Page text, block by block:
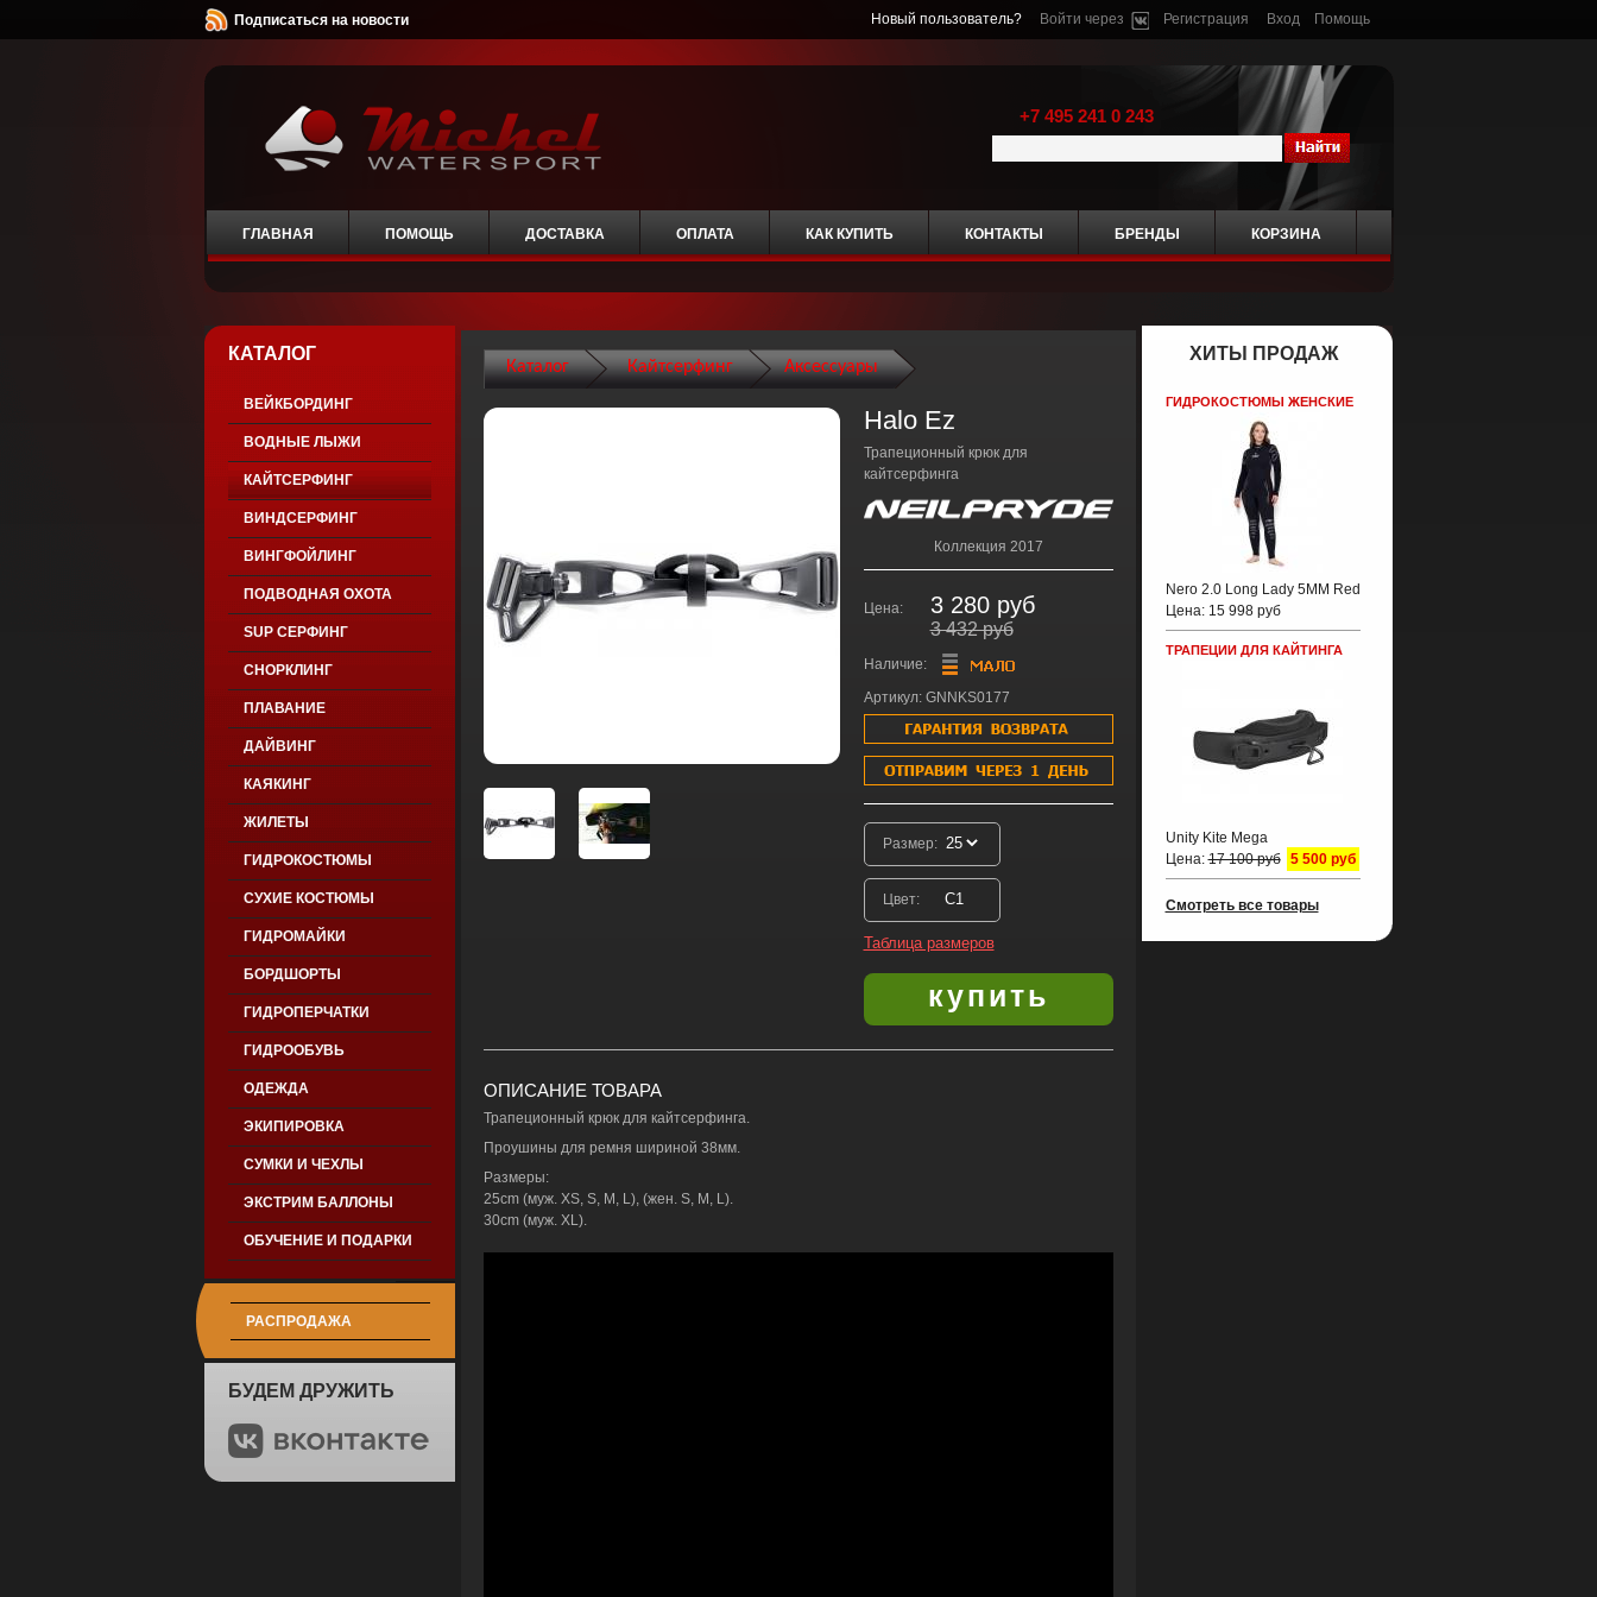
Подписаться на новости Новый пользователь? Войти через Регистрация Вход Помощь
+7 495 241 0 243
ГЛАВНАЯ ПОМОЩЬ ДОСТАВКА ОПЛАТА КАК КУПИТЬ КОНТАКТЫ БРЕНДЫ КОРЗИНА
КАТАЛОГ
ВЕЙКБОРДИНГ
ВОДНЫЕ ЛЫЖИ
КАЙТСЕРФИНГ
ВИНДСЕРФИНГ
ВИНГФОЙЛИНГ
ПОДВОДНАЯ ОХОТА
SUP СЕРФИНГ
СНОРКЛИНГ
ПЛАВАНИЕ
ДАЙВИНГ
КАЯКИНГ
ЖИЛЕТЫ
ГИДРОКОСТЮМЫ
СУХИЕ КОСТЮМЫ
ГИДРОМАЙКИ
БОРДШОРТЫ
ГИДРОПЕРЧАТКИ
ГИДРООБУВЬ
ОДЕЖДА
ЭКИПИРОВКА
СУМКИ И ЧЕХЛЫ
ЭКСТРИМ БАЛЛОНЫ
ОБУЧЕНИЕ И ПОДАРКИ
РАСПРОДАЖА
БУДЕМ ДРУЖИТЬ
ХИТЫ ПРОДАЖ
ГИДРОКОСТЮМЫ ЖЕНСКИЕ
Nero 2.0 Long Lady 5MM Red
Цена: 15 998 руб
ТРАПЕЦИИ ДЛЯ КАЙТИНГА
Unity Kite Mega
Цена:17 100 руб 5 500 руб
Смотреть все товары
Каталог Кайтсерфинг Аксессуары
Halo Ez
Трапеционный крюк для
кайтсерфинга
Коллекция 2017
Цена: 3 280 руб
3 432 руб
Наличие:
Артикул: GNNKS0177
Размер:
Цвет:
Таблица размеров
ОПИСАНИЕ ТОВАРА
Трапеционный крюк для кайтсерфинга.
Проушины для ремня шириной 38мм.
Размеры:
25cm (муж. XS, S, M, L), (жен. S, M, L).
30cm (муж. XL).